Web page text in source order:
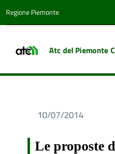
Regione Piemonte
Atc del Piemonte
10/07/2014
Le proposte